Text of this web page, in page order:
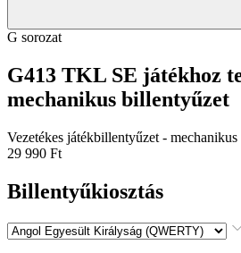
G sorozat
G413 TKL SE játékhoz
mechanikus billentyűzet
Vezetékes játékbillentyűzet -
29 990 Ft
Billentyűkiosztás